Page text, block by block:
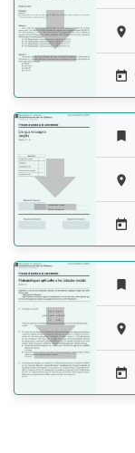
 








